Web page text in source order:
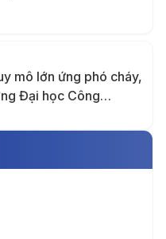
mô lớn ứng phó cháy,
Đại học Công